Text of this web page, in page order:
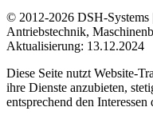
© 2012-2026 DSH-Systems
Antriebstechnik,
Aktualisierung: 13.12.2024
Diese Seite nutzt Website-
ihre Dienste anzubieten,
entsprechend den